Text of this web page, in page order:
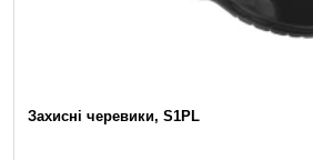
Захисні черевики, S1PL